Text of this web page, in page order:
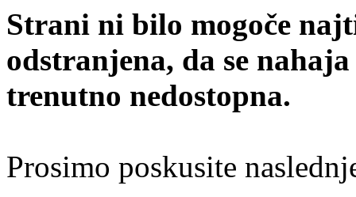
Strani ni bilo mogoče
odstranjena, da se
trenutno nedostopna.
Prosimo poskusite